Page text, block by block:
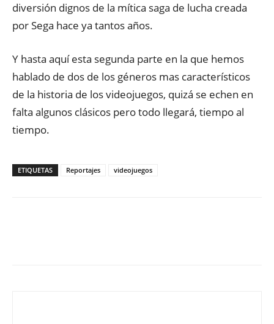
diversión dignos de la mítica saga de lucha creada
por Sega hace ya tantos años.
Y hasta aquí esta segunda parte en la que hemos
hablado de dos de los géneros mas característicos
de la historia de los videojuegos, quizá se echen en
falta algunos clásicos pero todo llegará, tiempo al
tiempo.
ETIQUETAS Reportajes videojuegos